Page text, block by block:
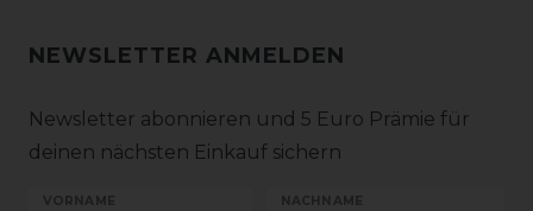
NEWSLETTER ANMELDEN
Newsletter abonnieren und 5 Euro Prämie für
deinen nächsten Einkauf sichern
VORNAME NACHNAME